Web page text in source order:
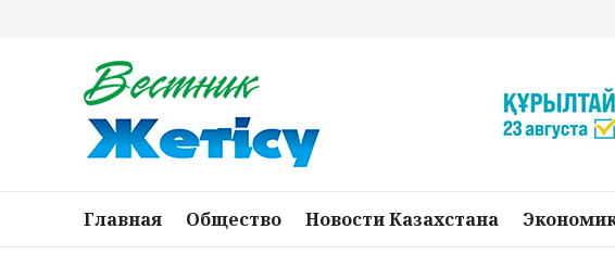
Главная Общество Новости Казахстана